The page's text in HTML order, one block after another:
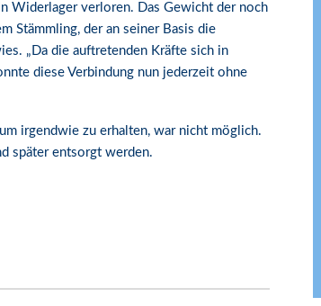
Widerlager verloren. Das Gewicht der noch
Stämmling, der an seiner Basis die
„Da die auftretenden Kräfte sich in
diese Verbindung nun jederzeit ohne
irgendwie zu erhalten, war nicht möglich.
später entsorgt werden.